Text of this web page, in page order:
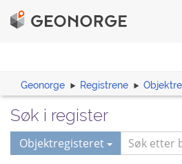
Geonorge Registrene
Søk i register
Objektregisteret